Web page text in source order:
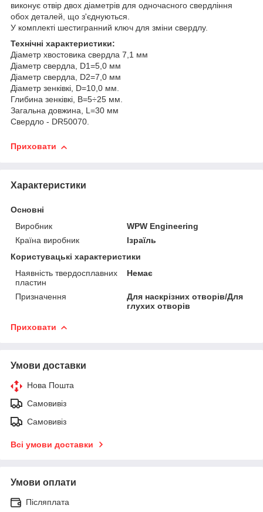
виконує отвір двох діаметрів для одночасного свердління
обох деталей, що з'єднуються.
У комплекті шестигранний ключ для зміни свердлу.
Технічні характеристики:
Діаметр хвостовика свердла 7,1 мм
Діаметр свердла, D1=5,0 мм
Діаметр свердла, D2=7,0 мм
Діаметр зенківкі, D=10,0 мм.
Глибина зенківкі, B=5÷25 мм.
Загальна довжина, L=30 мм
Свердло - DR50070.
Приховати
Характеристики
Основні
Виробник
WPW Engineering
Країна виробник
Ізраїль
Користувацькі характеристики
Наявність твердосплавних
пластин
Немає
Призначення
Для наскрізних отворів/Для
глухих отворів
Приховати
Умови доставки
Нова Пошта
Самовивіз
Самовивіз
Всі умови доставки
Умови оплати
Післяплата